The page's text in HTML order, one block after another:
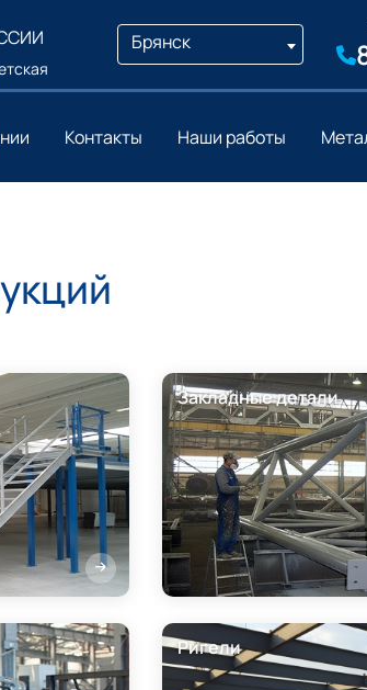
Брянск
Контакты Наши работы
Закладные детали
Ригели